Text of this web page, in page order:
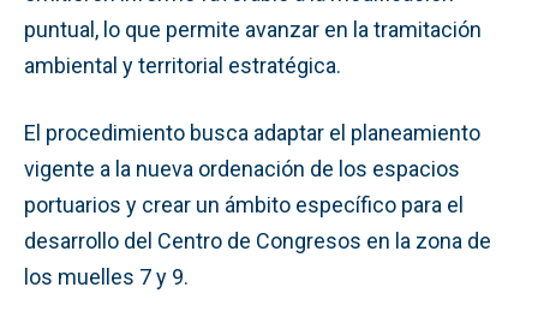
puntual, lo que permite avanzar en la tramitación
ambiental y territorial estratégica.
El procedimiento busca adaptar el planeamiento
vigente a la nueva ordenación de los espacios
portuarios y crear un ámbito específico para el
desarrollo del Centro de Congresos en la zona de
los muelles 7 y 9.